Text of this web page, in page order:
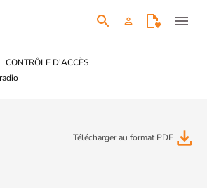
search person menu
CONTRÔLE D'ACCÈS
Télécharger au format PDF file_download